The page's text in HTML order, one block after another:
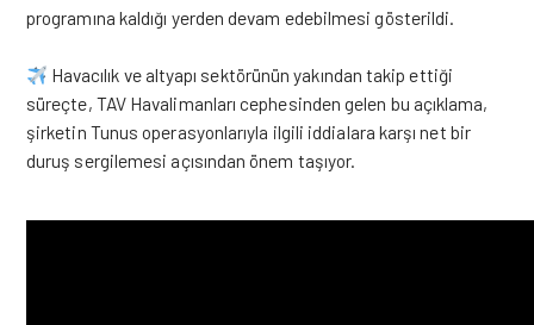
programına kaldığı yerden devam edebilmesi gösterildi.
Havacılık ve altyapı sektörünün yakından takip ettiği
süreçte, TAV Havalimanları cephesinden gelen bu açıklama,
şirketin Tunus operasyonlarıyla ilgili iddialara karşı net bir
duruş sergilemesi açısından önem taşıyor.